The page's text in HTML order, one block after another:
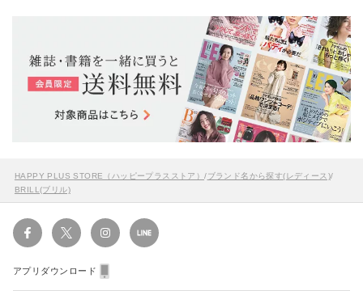
HAPPY PLUS STORE（ハッピープラスストア）/ブランド名から探す(レディース)/
BRILL(ブリル)
アプリダウンロード